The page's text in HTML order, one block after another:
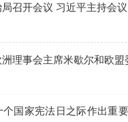
召开会议 习近平主持会议
理事会主席米歇尔和欧盟
个国家宪法日之际作出重